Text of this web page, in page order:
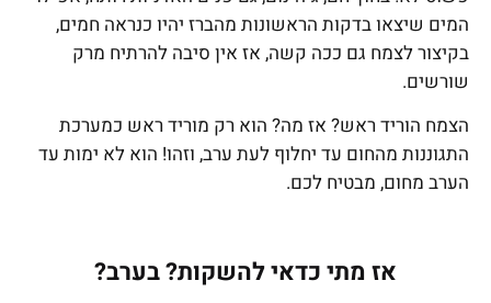
המים שיצאו בדקות הראשונות מהברז יהיו כנראה חמים,
בקיצור לצמח גם ככה קשה, אז אין סיבה להרתיח מרק
שורשים.
הצמח הוריד ראש? אז מה? הוא רק מוריד ראש כמערכת
התגוננות מהחום עד יחלוף לעת ערב, וזהו! הוא לא ימות עד
הערב מחום, מבטיח לכם.
אז מתי כדאי להשקות? בערב?